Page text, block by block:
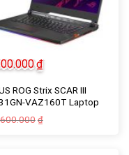
ROG Strix SCAR III
VAZ160T Laptop
₫
₫